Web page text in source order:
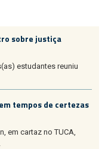
sobre justiça
estudantes reuniu
tempos de certezas
em cartaz no TUCA,